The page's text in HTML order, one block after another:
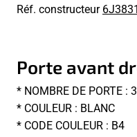
Réf. constructeur
Porte avant
* NOMBRE DE PORTE : 3
* COULEUR : BLANC
* CODE COULEUR : B4